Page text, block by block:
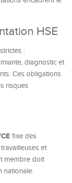
HSE
:
diagnostic et
Ces obligations
risques
fixe des
et
membre doit
nationale.